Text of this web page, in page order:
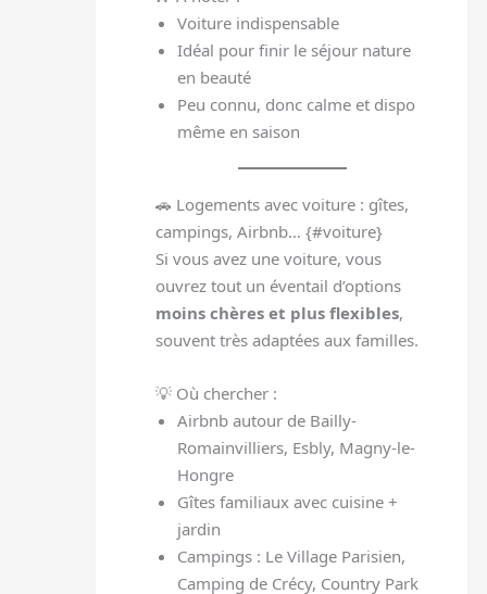
Voiture indispensable
Idéal pour finir le séjour nature
en beauté
Peu connu, donc calme et dispo
même en saison
🚗 Logements avec voiture : gîtes,
campings, Airbnb… {#voiture}
Si vous avez une voiture, vous
ouvrez tout un éventail d’options
moins chères et plus flexibles,
souvent très adaptées aux familles.
💡 Où chercher :
Airbnb autour de Bailly-
Romainvilliers, Esbly, Magny-le-
Hongre
Gîtes familiaux avec cuisine +
jardin
Campings : Le Village Parisien,
Camping de Crécy, Country Park